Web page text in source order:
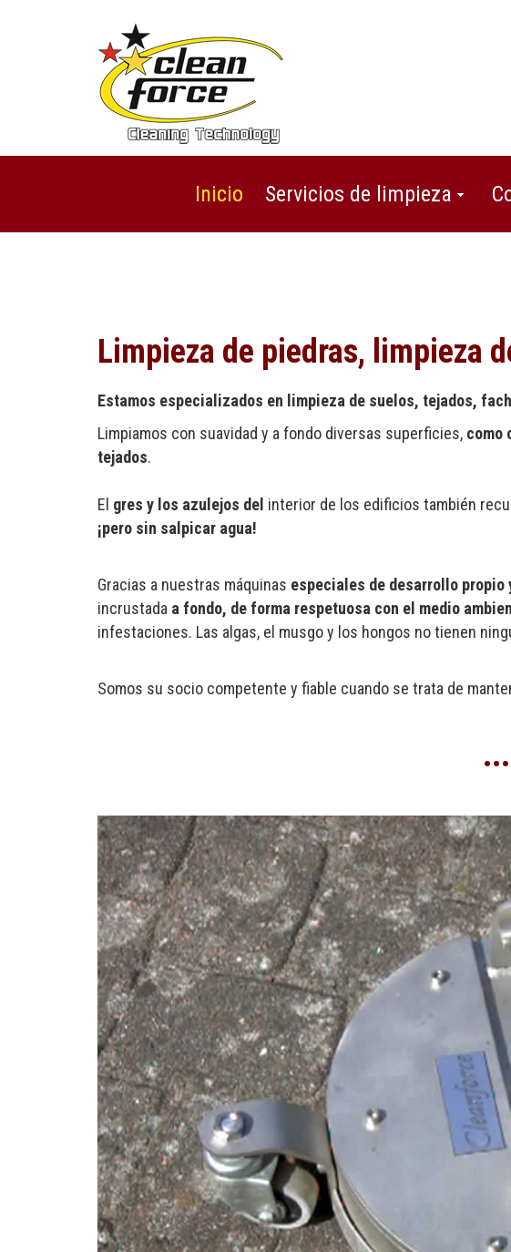
Inicio Servicios de limpieza
Limpieza de piedras, limpieza
Estamos especializados en limpieza de suelos, tejados,
Limpiamos con suavidad y a fondo diversas superficies, como
tejados.
El gres y los azulejos del interior de los edificios también
¡pero sin salpicar agua!
Gracias a nuestras máquinas especiales de desarrollo
incrustada a fondo, de forma respetuosa con el medio
infestaciones. Las algas, el musgo y los hongos no tienen
Somos su socio competente y fiable cuando se trata de